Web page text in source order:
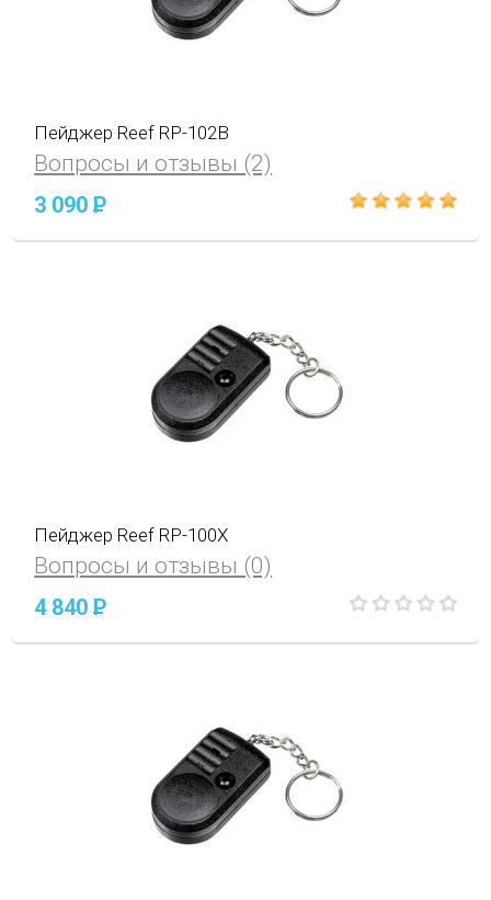
Пейджер Reef RP-102B
Вопросы и отзывы (2)
3 090P
Пейджер Reef RP-100X
Вопросы и отзывы (0)
4 840P